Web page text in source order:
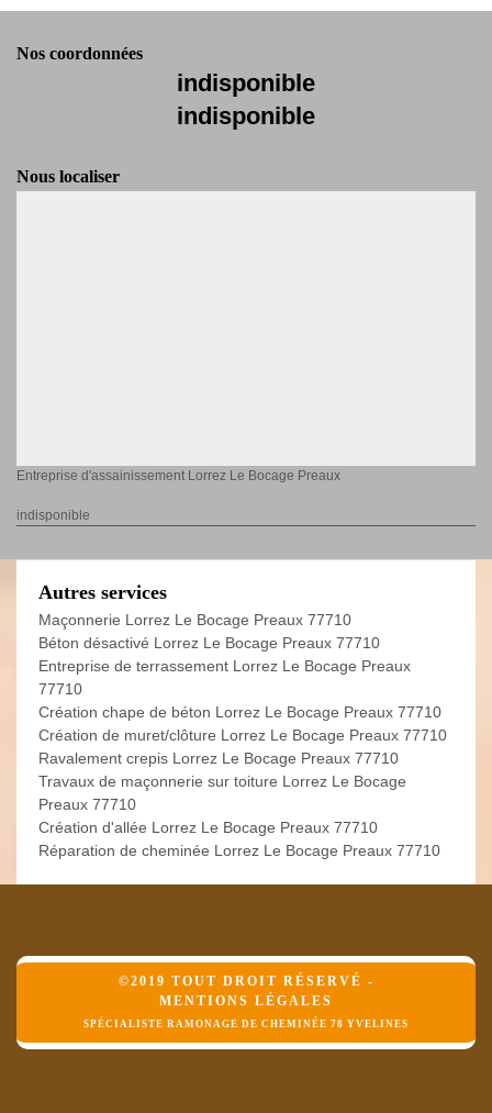
Nos coordonnées
indisponible
indisponible
Nous localiser
Entreprise d'assainissement Lorrez Le Bocage Preaux
indisponible
Autres services
Maçonnerie Lorrez Le Bocage Preaux 77710
Béton désactivé Lorrez Le Bocage Preaux 77710
Entreprise de terrassement Lorrez Le Bocage Preaux
77710
Création chape de béton Lorrez Le Bocage Preaux 77710
Création de muret/clôture Lorrez Le Bocage Preaux 77710
Ravalement crepis Lorrez Le Bocage Preaux 77710
Travaux de maçonnerie sur toiture Lorrez Le Bocage
Preaux 77710
Création d'allée Lorrez Le Bocage Preaux 77710
Réparation de cheminée Lorrez Le Bocage Preaux 77710
©2019 TOUT DROIT RÉSERVÉ -
MENTIONS LÉGALES
SPÉCIALISTE RAMONAGE DE CHEMINÉE 78 YVELINES